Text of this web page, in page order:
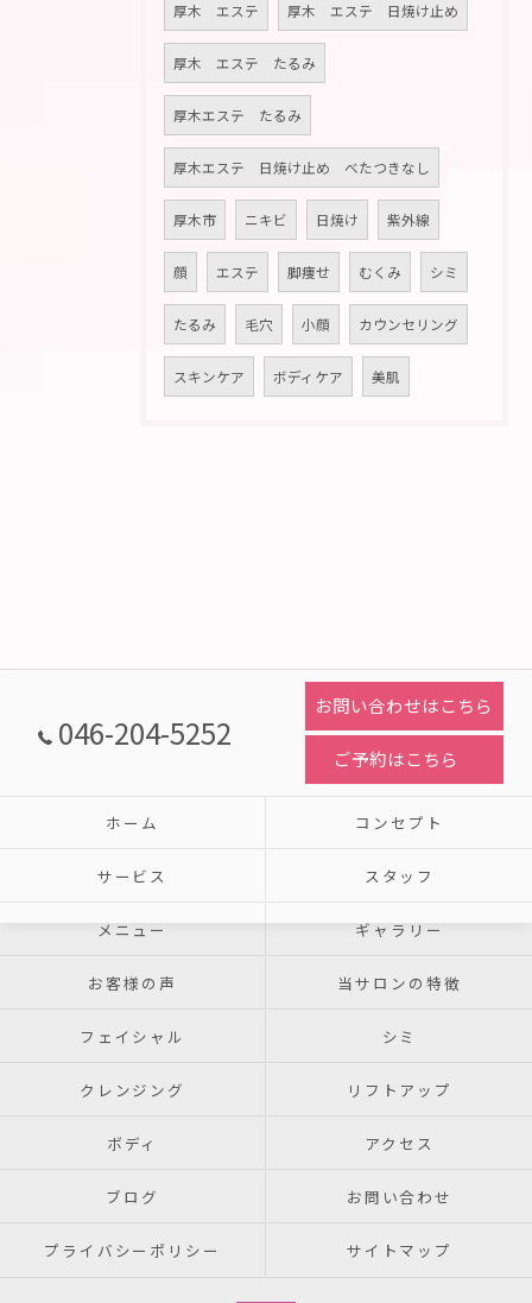
厚木 エステ 厚木 エステ 日焼け止め
厚木 エステ たるみ
厚木エステ たるみ
厚木エステ 日焼け止め べたつきなし
厚木市 ニキビ 日焼け 紫外線
顔 エステ 脚痩せ むくみ シミ
たるみ 毛穴 小顔 カウンセリング
スキンケア ボディケア 美肌
046-204-5252
ご予約はこちら
お問い合わせはこちら
ホーム コンセプト
サービス スタッフ
メニュー ギャラリー
お客様の声 当サロンの特徴
フェイシャル シミ
クレンジング リフトアップ
ボディ アクセス
ブログ お問い合わせ
プライバシーポリシー サイトマップ